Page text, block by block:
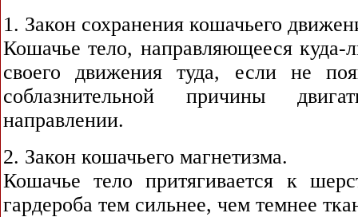
1. Закон сохранения кошачьего
Кошачье тело, направляющееся куда-
своего движения туда, если не
соблазнительной причины
направлении.
2. Закон кошачьего магнетизма.
Кошачье тело притягивается к
гардероба тем сильнее, чем темнее